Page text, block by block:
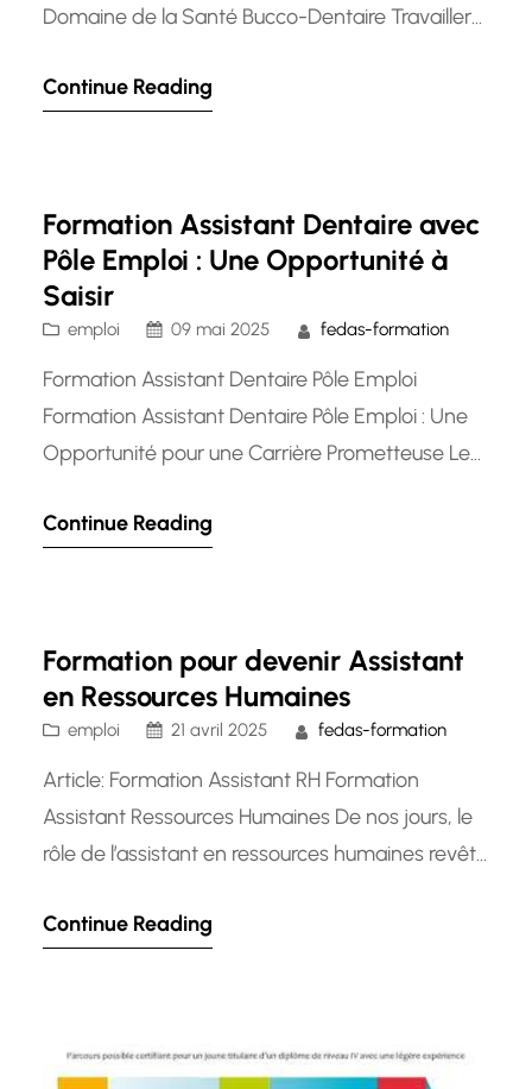
Domaine de la Santé Bucco-Dentaire Travailler
enrichissante et essentielle dans le domaine de
des consultations et…
Continue Reading
Formation Assistant Dentaire avec
Pôle Emploi : Une Opportunité à
Saisir
emploi 09 mai 2025 fedas-formation
Formation Assistant Dentaire Pôle Emploi
Formation Assistant Dentaire Pôle Emploi : Une
Opportunité pour une Carrière Prometteuse Le
dans le domaine de la santé bucco-dentaire. En
contribuent au…
Continue Reading
Formation pour devenir Assistant
en Ressources Humaines
emploi 21 avril 2025 fedas-formation
Article: Formation Assistant RH Formation
Assistant Ressources Humaines De nos jours, le
rôle de l’assistant en ressources humaines revêt
En effet, il est le pilier sur lequel repose la gestion
d’assistant en…
Continue Reading